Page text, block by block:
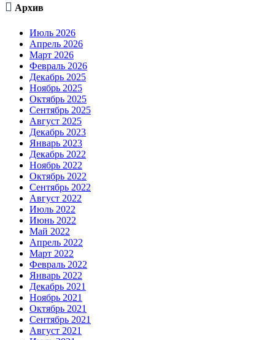
 Архив
Июль 2026
Апрель 2026
Март 2026
Февраль 2026
Декабрь 2025
Ноябрь 2025
Октябрь 2025
Сентябрь 2025
Август 2025
Декабрь 2023
Январь 2023
Декабрь 2022
Ноябрь 2022
Октябрь 2022
Сентябрь 2022
Август 2022
Июль 2022
Июнь 2022
Май 2022
Апрель 2022
Март 2022
Февраль 2022
Январь 2022
Декабрь 2021
Ноябрь 2021
Октябрь 2021
Сентябрь 2021
Август 2021